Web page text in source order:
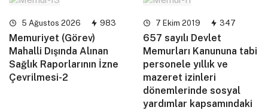
5 Ağustos 2026 983
Memuriyet (Görev)
Mahalli Dışında Alınan
Sağlık Raporlarının İzne
Çevrilmesi-2
7 Ekim 2019 347
657 sayılı Devlet
Memurları Kanununa tabi
personele yıllık ve
mazeret izinleri
dönemlerinde sosyal
yardımlar kapsamındaki